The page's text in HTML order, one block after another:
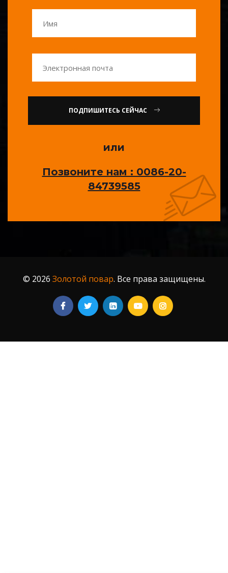
ПОДПИШИТЕСЬ СЕЙЧАС
или
Позвоните нам : 0086-20-
84739585
© 2026 Золотой повар. Все права защищены.